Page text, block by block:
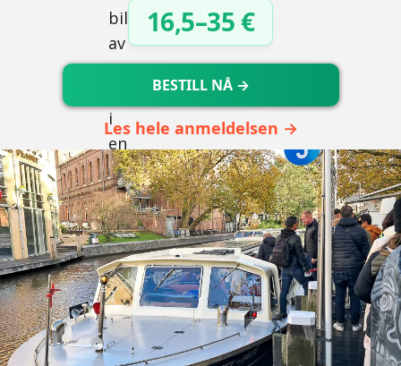
16,5–35 €
BESTILL NÅ →
Les hele anmeldelsen →